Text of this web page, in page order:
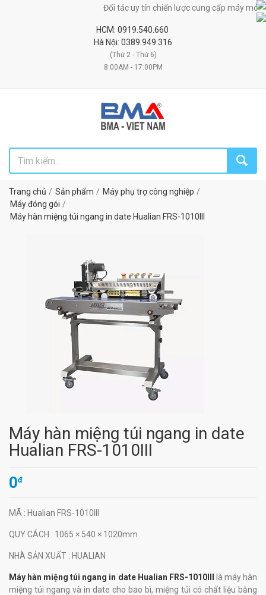
Đối tác uy tín chiến lược cung cấp máy móc, thiết bị,
HCM: 0919.540.660
Hà Nội: 0389.949.316
(Thứ 2 - Thứ 6)
8:00AM - 17:00PM
Trang chủ Sản phẩm
Máy phụ trợ công nghiệp
Máy đóng gói
Máy hàn miệng túi ngang in date Hualian FRS-1010III
Máy hàn miệng túi ngang in date
Hualian FRS-1010III
0đ
MÃ : Hualian FRS-1010III
QUY CÁCH : 1065 × 540 × 1020mm
NHÀ SẢN XUẤT : HUALIAN
Máy hàn miệng túi ngang in date Hualian FRS-1010III
là máy hàn
miệng túi ngang và in date cho bao bì, miệng túi có chất liệu bằng